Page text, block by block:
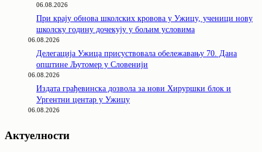
06.08.2026
При крају обнова школских кровова у Ужицу, ученици нову
школску годину дочекују у бољим условима
06.08.2026
Делегација Ужица присуствовала обележавању 70. Дана
општине Љутомер у Словенији
06.08.2026
Издата грађевинска дозвола за нови Хируршки блок и
Ургентни центар у Ужицу
06.08.2026
Актуелности